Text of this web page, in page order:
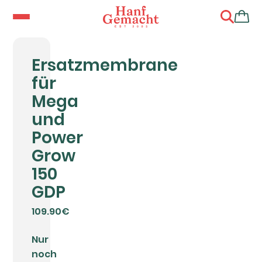
Ersatzmembrane
für
Mega
und
Power
Grow
150
GDP
109.90€
Nur
noch